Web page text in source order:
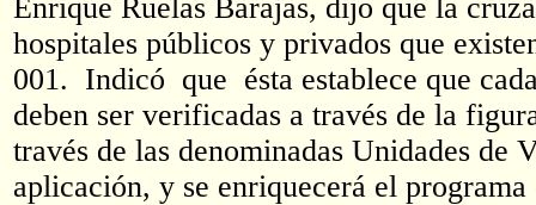
Enrique Ruelas Barajas, dijo que la
hospitales públicos y privados que
001. Indicó que ésta establece que
deben ser verificadas a través de la
través de las denominadas Unidades
aplicación, y se enriquecerá el